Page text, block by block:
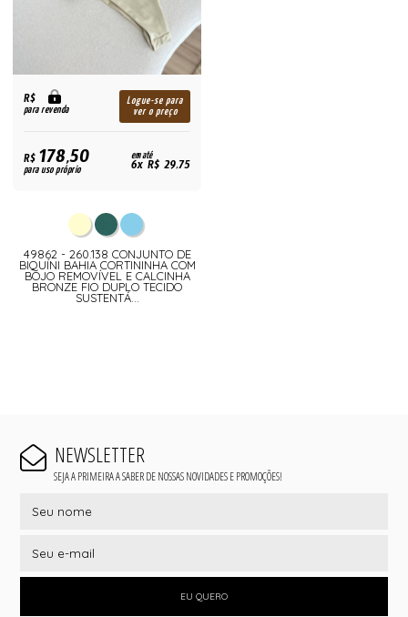
R$
para revenda
Logue-se para
ver o preço
R$178,50
para uso próprio
em até
6x R$ 29,75
49862 - 260.138 CONJUNTO DE
BIQUÍNI BAHIA CORTININHA COM
BOJO REMOVÍVEL E CALCINHA
BRONZE FIO DUPLO TECIDO
SUSTENTÁ...
NEWSLETTER
SEJA A PRIMEIRA A SABER DE NOSSAS NOVIDADES E PROMOÇÕES!
EU QUERO